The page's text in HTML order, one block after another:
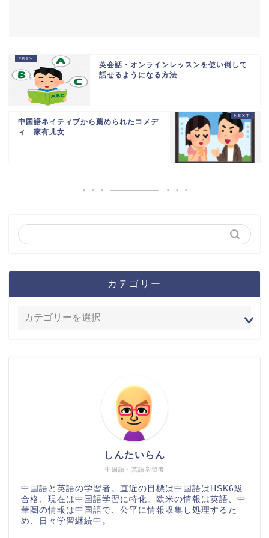
英会話・オンラインレッスンを使い倒して
話せるようになる方法
中国語ネイティブから薦められたコメデ
ィ 家有儿女
カテゴリー
中国語・英語学習者
しんたいらん
中国語と英語の学習者。直近の目標は中国語はHSK6級
合格、現在は中国語学習に特化。欧米の情報は英語、中
華圏の情報は中国語で、公平に情報収集し処理するた
め、日々学習継続中。